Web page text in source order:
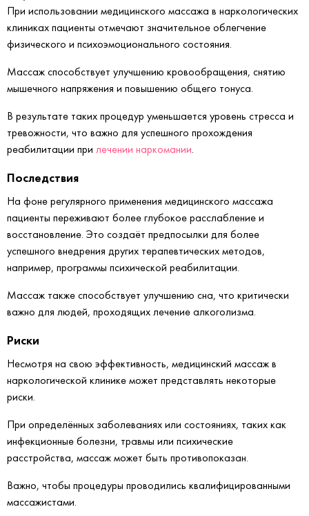
При использовании медицинского массажа в наркологических
клиниках пациенты отмечают значительное облегчение
физического и психоэмоционального состояния.
Массаж способствует улучшению кровообращения, снятию
мышечного напряжения и повышению общего тонуса.
В результате таких процедур уменьшается уровень стресса и
тревожности, что важно для успешного прохождения
реабилитации при лечении наркомании.
Последствия
На фоне регулярного применения медицинского массажа
пациенты переживают более глубокое расслабление и
восстановление. Это создаёт предпосылки для более
успешного внедрения других терапевтических методов,
например, программы психической реабилитации.
Массаж также способствует улучшению сна, что критически
важно для людей, проходящих лечение алкоголизма.
Риски
Несмотря на свою эффективность, медицинский массаж в
наркологической клинике может представлять некоторые
риски.
При определённых заболеваниях или состояниях, таких как
инфекционные болезни, травмы или психические
расстройства, массаж может быть противопоказан.
Важно, чтобы процедуры проводились квалифицированными
массажистами.